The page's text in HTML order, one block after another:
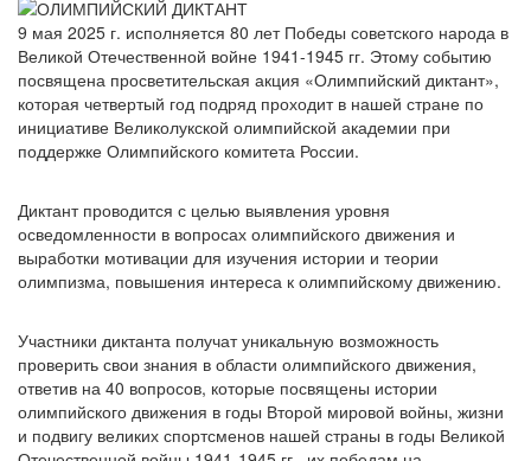
9 мая 2025 г. исполняется 80 лет Победы советского народа в
Великой Отечественной войне 1941-1945 гг. Этому событию
посвящена просветительская акция «Олимпийский диктант»,
которая четвертый год подряд проходит в нашей стране по
инициативе Великолукской олимпийской академии при
поддержке Олимпийского комитета России.
Диктант проводится с целью выявления уровня
осведомленности в вопросах олимпийского движения и
выработки мотивации для изучения истории и теории
олимпизма, повышения интереса к олимпийскому движению.
Участники диктанта получат уникальную возможность
проверить свои знания в области олимпийского движения,
ответив на 40 вопросов, которые посвящены истории
олимпийского движения в годы Второй мировой войны, жизни
и подвигу великих спортсменов нашей страны в годы Великой